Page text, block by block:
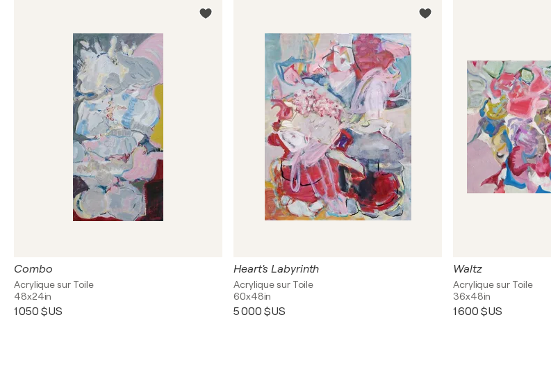
Combo
Acrylique sur Toile
48x24in
1 050 $US
Heart's Labyrinth
Acrylique sur Toile
60x48in
5 000 $US
Waltz
Acrylique sur Toile
36x48in
1 600 $US